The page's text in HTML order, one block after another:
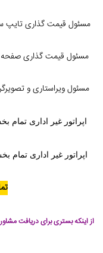
مسئول قیمت
مسئول قیمت گذاری
مسئول ویراستاری و
اپراتور غیر اداری
اپراتور غیر اداری
از اینکه بستری برای دریافت